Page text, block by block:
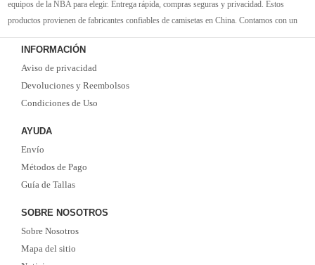
equipos de la NBA para elegir. Entrega rápida, compras seguras y privacidad. Estos
productos provienen de fabricantes confiables de camisetas en China. Contamos con un
gran inventario de camisetas de la NBA. Disponible en varios tamaños. Siéntete orgulloso
de tus equipos y jugadores favoritos. ¡Envío rápido! ¡Tiempo de entrega corto! ¡Oportuna
y buena comunicación! ¡Ofertas actualizadas y camisetas nuevas de vez en cuando!
Satisfacer las necesidades de cada cliente.
INFORMACIÓN
Aviso de privacidad
Devoluciones y Reembolsos
Condiciones de Uso
AYUDA
Envío
Métodos de Pago
Guía de Tallas
SOBRE NOSOTROS
Sobre Nosotros
Mapa del sitio